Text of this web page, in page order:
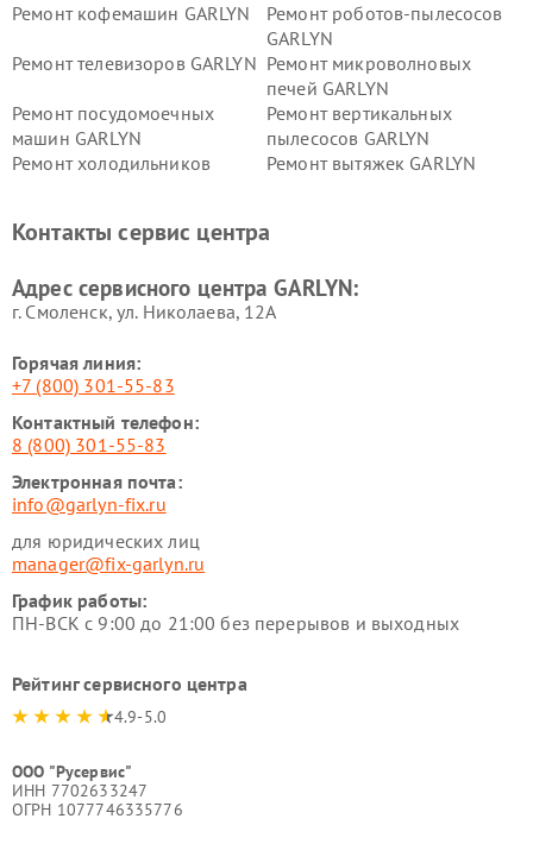
Ремонт кофемашин GARLYN
Ремонт роботов-пылесосов
GARLYN
Ремонт телевизоров GARLYN Ремонт микроволновых
печей GARLYN
Ремонт посудомоечных
машин GARLYN
Ремонт вертикальных
пылесосов GARLYN
Ремонт холодильников
Ремонт вытяжек GARLYN
стеклоочистителей GARLYN
GARLYN
GARLYN
Контакты сервис центра
Адрес сервисного центра GARLYN:
г. Смоленск, ул. Николаева, 12А
Горячая линия:
+7 (800) 301-55-83
Контактный телефон:
8 (800) 301-55-83
Электронная почта:
info@garlyn-fix.ru
для юридических лиц
manager@fix-garlyn.ru
График работы:
ПН-ВСК с 9:00 до 21:00 без перерывов и выходных
Рейтинг сервисного центра
4.9-5.0
ООО "Русервис"
ИНН 7702633247
ОГРН 1077746335776